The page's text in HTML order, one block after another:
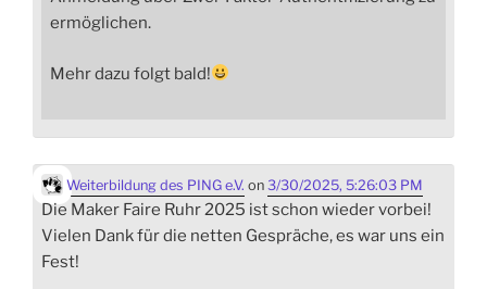
ermöglichen.
Mehr dazu folgt bald!
Weiterbildung des PING e.V. on 3/30/2025, 5:26:03 PM
Die Maker Faire Ruhr 2025 ist schon wieder vorbei!
Vielen Dank für die netten Gespräche, es war uns ein
Fest!